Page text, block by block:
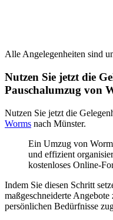
Alle Angelegenheiten sind
Nutzen Sie jetzt die
Pauschalumzug von
Nutzen Sie jetzt die
Worms nach Münster.
Ein Umzug von
und effizient
kostenloses Online-
Indem Sie diesen Schritt
maßgeschneiderte
persönlichen Bedürfnisse